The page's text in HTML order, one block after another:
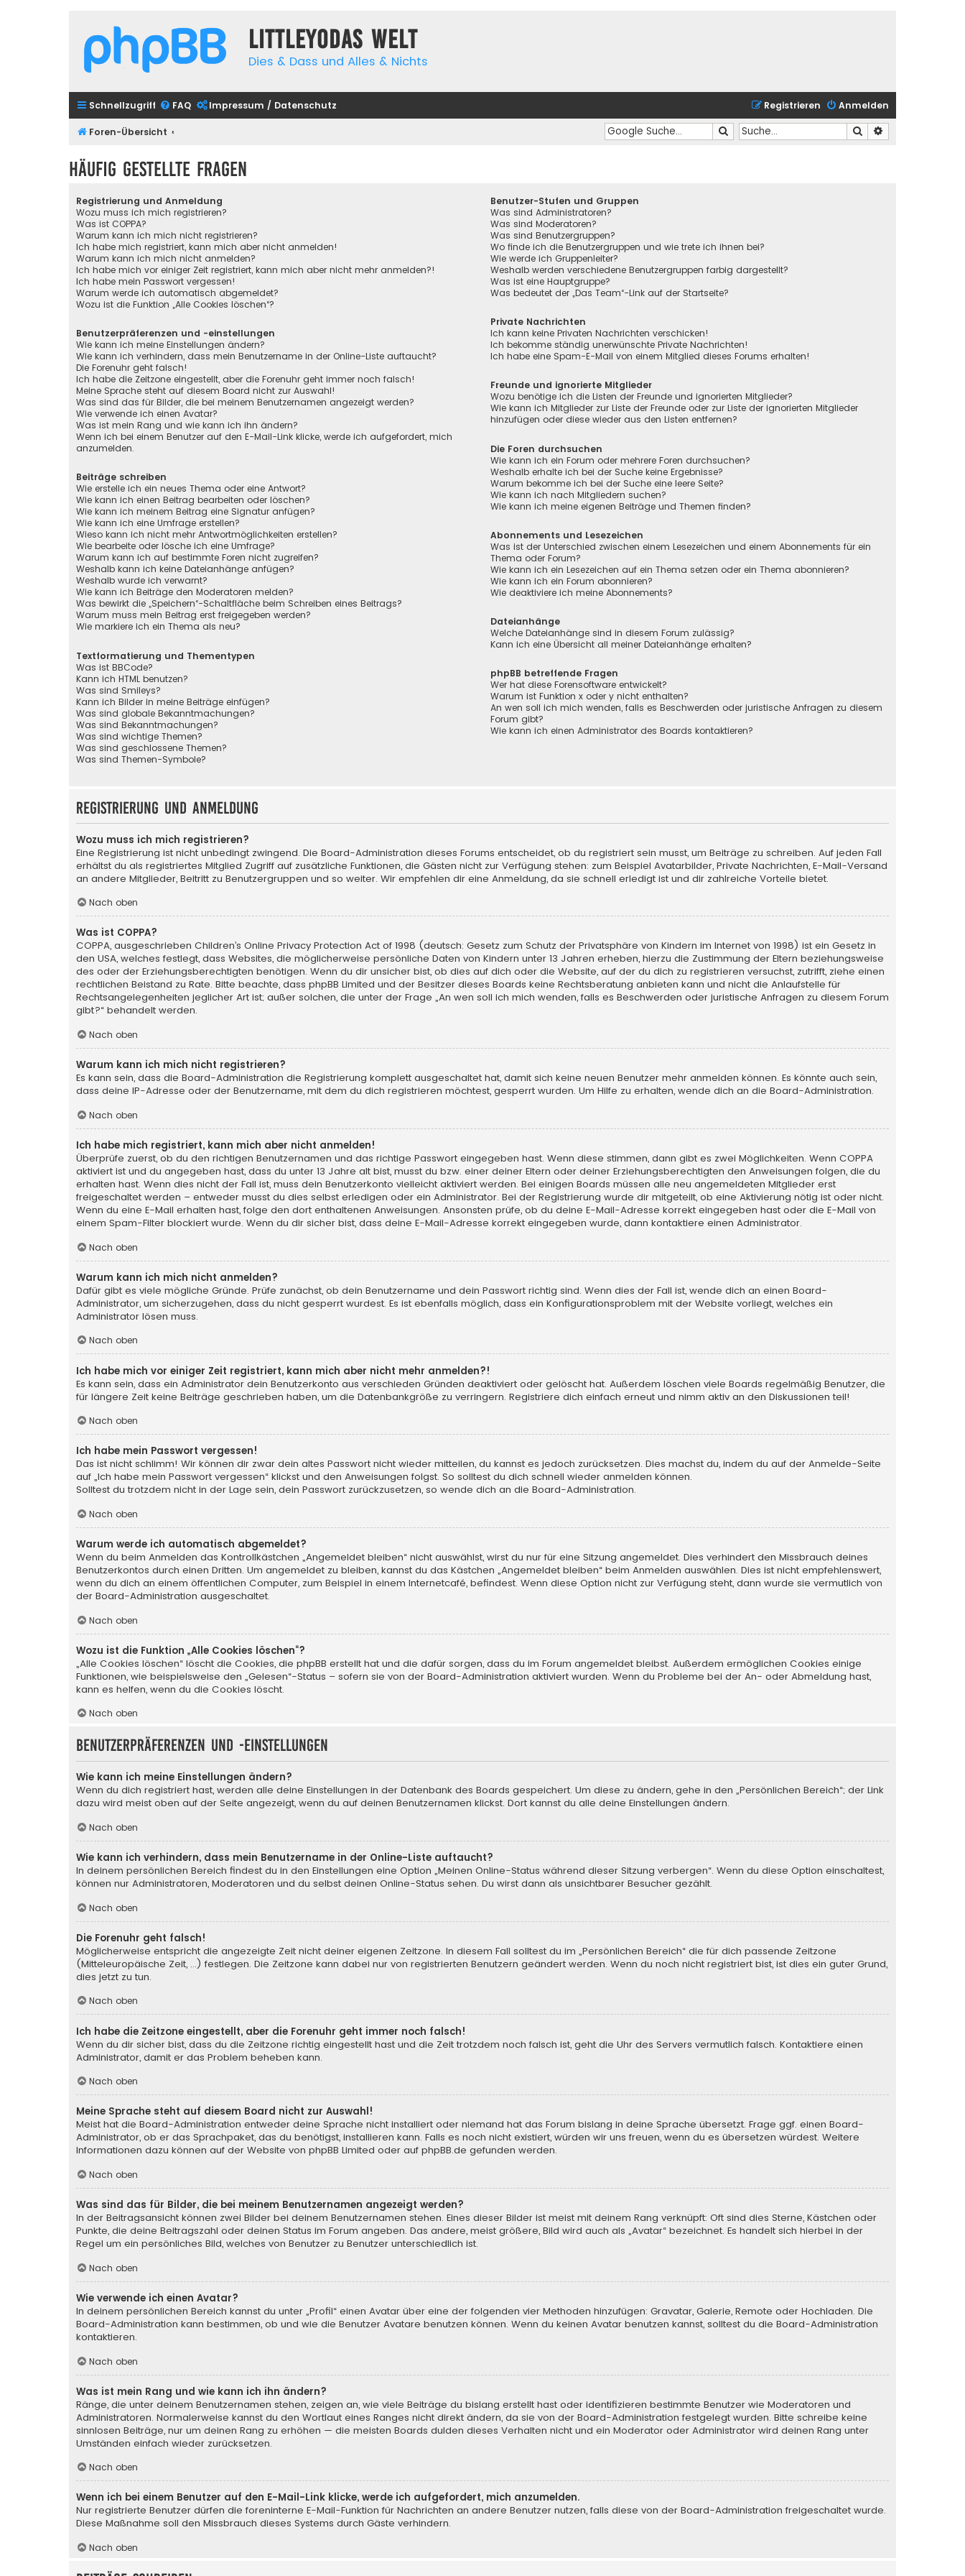
Littleyodas Welt
Dies & Dass und Alles & Nichts
Schnellzugriff FAQ Impressum / Datenschutz Anmelden
Registrieren
Foren-Übersicht Suche
Suche
Häufig gestellte Fragen
Registrierung und Anmeldung
Wozu muss ich mich registrieren?
Was ist COPPA?
Warum kann ich mich nicht registrieren?
Ich habe mich registriert, kann mich aber nicht anmelden!
Warum kann ich mich nicht anmelden?
Ich habe mich vor einiger Zeit registriert, kann mich aber nicht mehr anmelden?!
Ich habe mein Passwort vergessen!
Warum werde ich automatisch abgemeldet?
Wozu ist die Funktion „Alle Cookies löschen“?
Benutzerpräferenzen und -einstellungen
Wie kann ich meine Einstellungen ändern?
Wie kann ich verhindern, dass mein Benutzername in der Online-Liste auftaucht?
Die Forenuhr geht falsch!
Ich habe die Zeitzone eingestellt, aber die Forenuhr geht immer noch falsch!
Meine Sprache steht auf diesem Board nicht zur Auswahl!
Was sind das für Bilder, die bei meinem Benutzernamen angezeigt werden?
Wie verwende ich einen Avatar?
Was ist mein Rang und wie kann ich ihn ändern?
Wenn ich bei einem Benutzer auf den E-Mail-Link klicke, werde ich aufgefordert, mich
anzumelden.
Beiträge schreiben
Wie erstelle ich ein neues Thema oder eine Antwort?
Wie kann ich einen Beitrag bearbeiten oder löschen?
Wie kann ich meinem Beitrag eine Signatur anfügen?
Wie kann ich eine Umfrage erstellen?
Wieso kann ich nicht mehr Antwortmöglichkeiten erstellen?
Wie bearbeite oder lösche ich eine Umfrage?
Warum kann ich auf bestimmte Foren nicht zugreifen?
Weshalb kann ich keine Dateianhänge anfügen?
Weshalb wurde ich verwarnt?
Wie kann ich Beiträge den Moderatoren melden?
Was bewirkt die „Speichern“-Schaltfläche beim Schreiben eines Beitrags?
Warum muss mein Beitrag erst freigegeben werden?
Wie markiere ich ein Thema als neu?
Textformatierung und Thementypen
Was ist BBCode?
Kann ich HTML benutzen?
Was sind Smileys?
Kann ich Bilder in meine Beiträge einfügen?
Was sind globale Bekanntmachungen?
Was sind Bekanntmachungen?
Was sind wichtige Themen?
Was sind geschlossene Themen?
Was sind Themen-Symbole?
Benutzer-Stufen und Gruppen
Was sind Administratoren?
Was sind Moderatoren?
Was sind Benutzergruppen?
Wo finde ich die Benutzergruppen und wie trete ich ihnen bei?
Wie werde ich Gruppenleiter?
Weshalb werden verschiedene Benutzergruppen farbig dargestellt?
Was ist eine Hauptgruppe?
Was bedeutet der „Das Team“-Link auf der Startseite?
Private Nachrichten
Ich kann keine Privaten Nachrichten verschicken!
Ich bekomme ständig unerwünschte Private Nachrichten!
Ich habe eine Spam-E-Mail von einem Mitglied dieses Forums erhalten!
Freunde und ignorierte Mitglieder
Wozu benötige ich die Listen der Freunde und ignorierten Mitglieder?
Wie kann ich Mitglieder zur Liste der Freunde oder zur Liste der ignorierten Mitglieder
hinzufügen oder diese wieder aus den Listen entfernen?
Die Foren durchsuchen
Wie kann ich ein Forum oder mehrere Foren durchsuchen?
Weshalb erhalte ich bei der Suche keine Ergebnisse?
Warum bekomme ich bei der Suche eine leere Seite?
Wie kann ich nach Mitgliedern suchen?
Wie kann ich meine eigenen Beiträge und Themen finden?
Abonnements und Lesezeichen
Was ist der Unterschied zwischen einem Lesezeichen und einem Abonnements für ein
Thema oder Forum?
Wie kann ich ein Lesezeichen auf ein Thema setzen oder ein Thema abonnieren?
Wie kann ich ein Forum abonnieren?
Wie deaktiviere ich meine Abonnements?
Dateianhänge
Welche Dateianhänge sind in diesem Forum zulässig?
Kann ich eine Übersicht all meiner Dateianhänge erhalten?
phpBB betreffende Fragen
Wer hat diese Forensoftware entwickelt?
Warum ist Funktion x oder y nicht enthalten?
An wen soll ich mich wenden, falls es Beschwerden oder juristische Anfragen zu diesem
Forum gibt?
Wie kann ich einen Administrator des Boards kontaktieren?
Registrierung und Anmeldung
Wozu muss ich mich registrieren?
Eine Registrierung ist nicht unbedingt zwingend. Die Board-Administration dieses Forums entscheidet, ob du registriert sein musst, um Beiträge zu schreiben. Auf jeden Fall
erhältst du als registriertes Mitglied Zugriff auf zusätzliche Funktionen, die Gästen nicht zur Verfügung stehen: zum Beispiel Avatarbilder, Private Nachrichten, E-Mail-Versand
an andere Mitglieder, Beitritt zu Benutzergruppen und so weiter. Wir empfehlen dir eine Anmeldung, da sie schnell erledigt ist und dir zahlreiche Vorteile bietet.
Nach oben
Was ist COPPA?
COPPA, ausgeschrieben Children’s Online Privacy Protection Act of 1998 (deutsch: Gesetz zum Schutz der Privatsphäre von Kindern im Internet von 1998) ist ein Gesetz in
den USA, welches festlegt, dass Websites, die möglicherweise persönliche Daten von Kindern unter 13 Jahren erheben, hierzu die Zustimmung der Eltern beziehungsweise
des oder der Erziehungsberechtigten benötigen. Wenn du dir unsicher bist, ob dies auf dich oder die Website, auf der du dich zu registrieren versuchst, zutrifft, ziehe einen
rechtlichen Beistand zu Rate. Bitte beachte, dass phpBB Limited und der Besitzer dieses Boards keine Rechtsberatung anbieten kann und nicht die Anlaufstelle für
Rechtsangelegenheiten jeglicher Art ist; außer solchen, die unter der Frage „An wen soll ich mich wenden, falls es Beschwerden oder juristische Anfragen zu diesem Forum
gibt?“ behandelt werden.
Nach oben
Warum kann ich mich nicht registrieren?
Es kann sein, dass die Board-Administration die Registrierung komplett ausgeschaltet hat, damit sich keine neuen Benutzer mehr anmelden können. Es könnte auch sein,
dass deine IP-Adresse oder der Benutzername, mit dem du dich registrieren möchtest, gesperrt wurden. Um Hilfe zu erhalten, wende dich an die Board-Administration.
Nach oben
Ich habe mich registriert, kann mich aber nicht anmelden!
Überprüfe zuerst, ob du den richtigen Benutzernamen und das richtige Passwort eingegeben hast. Wenn diese stimmen, dann gibt es zwei Möglichkeiten. Wenn COPPA
aktiviert ist und du angegeben hast, dass du unter 13 Jahre alt bist, musst du bzw. einer deiner Eltern oder deiner Erziehungsberechtigten den Anweisungen folgen, die du
erhalten hast. Wenn dies nicht der Fall ist, muss dein Benutzerkonto vielleicht aktiviert werden. Bei einigen Boards müssen alle neu angemeldeten Mitglieder erst
freigeschaltet werden – entweder musst du dies selbst erledigen oder ein Administrator. Bei der Registrierung wurde dir mitgeteilt, ob eine Aktivierung nötig ist oder nicht.
Wenn du eine E-Mail erhalten hast, folge den dort enthaltenen Anweisungen. Ansonsten prüfe, ob du deine E-Mail-Adresse korrekt eingegeben hast oder die E-Mail von
einem Spam-Filter blockiert wurde. Wenn du dir sicher bist, dass deine E-Mail-Adresse korrekt eingegeben wurde, dann kontaktiere einen Administrator.
Nach oben
Warum kann ich mich nicht anmelden?
Dafür gibt es viele mögliche Gründe. Prüfe zunächst, ob dein Benutzername und dein Passwort richtig sind. Wenn dies der Fall ist, wende dich an einen Board-
Administrator, um sicherzugehen, dass du nicht gesperrt wurdest. Es ist ebenfalls möglich, dass ein Konfigurationsproblem mit der Website vorliegt, welches ein
Administrator lösen muss.
Nach oben
Ich habe mich vor einiger Zeit registriert, kann mich aber nicht mehr anmelden?!
Es kann sein, dass ein Administrator dein Benutzerkonto aus verschieden Gründen deaktiviert oder gelöscht hat. Außerdem löschen viele Boards regelmäßig Benutzer, die
für längere Zeit keine Beiträge geschrieben haben, um die Datenbankgröße zu verringern. Registriere dich einfach erneut und nimm aktiv an den Diskussionen teil!
Nach oben
Ich habe mein Passwort vergessen!
Das ist nicht schlimm! Wir können dir zwar dein altes Passwort nicht wieder mitteilen, du kannst es jedoch zurücksetzen. Dies machst du, indem du auf der Anmelde-Seite
auf „Ich habe mein Passwort vergessen“ klickst und den Anweisungen folgst. So solltest du dich schnell wieder anmelden können.
Solltest du trotzdem nicht in der Lage sein, dein Passwort zurückzusetzen, so wende dich an die Board-Administration.
Nach oben
Warum werde ich automatisch abgemeldet?
Wenn du beim Anmelden das Kontrollkästchen „Angemeldet bleiben“ nicht auswählst, wirst du nur für eine Sitzung angemeldet. Dies verhindert den Missbrauch deines
Benutzerkontos durch einen Dritten. Um angemeldet zu bleiben, kannst du das Kästchen „Angemeldet bleiben“ beim Anmelden auswählen. Dies ist nicht empfehlenswert,
wenn du dich an einem öffentlichen Computer, zum Beispiel in einem Internetcafé, befindest. Wenn diese Option nicht zur Verfügung steht, dann wurde sie vermutlich von
der Board-Administration ausgeschaltet.
Nach oben
Wozu ist die Funktion „Alle Cookies löschen“?
„Alle Cookies löschen“ löscht die Cookies, die phpBB erstellt hat und die dafür sorgen, dass du im Forum angemeldet bleibst. Außerdem ermöglichen Cookies einige
Funktionen, wie beispielsweise den „Gelesen“-Status – sofern sie von der Board-Administration aktiviert wurden. Wenn du Probleme bei der An- oder Abmeldung hast,
kann es helfen, wenn du die Cookies löscht.
Nach oben
Benutzerpräferenzen und -einstellungen
Wie kann ich meine Einstellungen ändern?
Wenn du dich registriert hast, werden alle deine Einstellungen in der Datenbank des Boards gespeichert. Um diese zu ändern, gehe in den „Persönlichen Bereich“; der Link
dazu wird meist oben auf der Seite angezeigt, wenn du auf deinen Benutzernamen klickst. Dort kannst du alle deine Einstellungen ändern.
Nach oben
Wie kann ich verhindern, dass mein Benutzername in der Online-Liste auftaucht?
In deinem persönlichen Bereich findest du in den Einstellungen eine Option „Meinen Online-Status während dieser Sitzung verbergen“. Wenn du diese Option einschaltest,
können nur Administratoren, Moderatoren und du selbst deinen Online-Status sehen. Du wirst dann als unsichtbarer Besucher gezählt.
Nach oben
Die Forenuhr geht falsch!
Möglicherweise entspricht die angezeigte Zeit nicht deiner eigenen Zeitzone. In diesem Fall solltest du im „Persönlichen Bereich“ die für dich passende Zeitzone
(Mitteleuropäische Zeit, ...) festlegen. Die Zeitzone kann dabei nur von registrierten Benutzern geändert werden. Wenn du noch nicht registriert bist, ist dies ein guter Grund,
dies jetzt zu tun.
Nach oben
Ich habe die Zeitzone eingestellt, aber die Forenuhr geht immer noch falsch!
Wenn du dir sicher bist, dass du die Zeitzone richtig eingestellt hast und die Zeit trotzdem noch falsch ist, geht die Uhr des Servers vermutlich falsch. Kontaktiere einen
Administrator, damit er das Problem beheben kann.
Nach oben
Meine Sprache steht auf diesem Board nicht zur Auswahl!
Meist hat die Board-Administration entweder deine Sprache nicht installiert oder niemand hat das Forum bislang in deine Sprache übersetzt. Frage ggf. einen Board-
Administrator, ob er das Sprachpaket, das du benötigst, installieren kann. Falls es noch nicht existiert, würden wir uns freuen, wenn du es übersetzen würdest. Weitere
Informationen dazu können auf der Website von phpBB Limited oder auf phpBB.de gefunden werden.
Nach oben
Was sind das für Bilder, die bei meinem Benutzernamen angezeigt werden?
In der Beitragsansicht können zwei Bilder bei deinem Benutzernamen stehen. Eines dieser Bilder ist meist mit deinem Rang verknüpft: Oft sind dies Sterne, Kästchen oder
Punkte, die deine Beitragszahl oder deinen Status im Forum angeben. Das andere, meist größere, Bild wird auch als „Avatar“ bezeichnet. Es handelt sich hierbei in der
Regel um ein persönliches Bild, welches von Benutzer zu Benutzer unterschiedlich ist.
Nach oben
Wie verwende ich einen Avatar?
In deinem persönlichen Bereich kannst du unter „Profil“ einen Avatar über eine der folgenden vier Methoden hinzufügen: Gravatar, Galerie, Remote oder Hochladen. Die
Board-Administration kann bestimmen, ob und wie die Benutzer Avatare benutzen können. Wenn du keinen Avatar benutzen kannst, solltest du die Board-Administration
kontaktieren.
Nach oben
Was ist mein Rang und wie kann ich ihn ändern?
Ränge, die unter deinem Benutzernamen stehen, zeigen an, wie viele Beiträge du bislang erstellt hast oder identifizieren bestimmte Benutzer wie Moderatoren und
Administratoren. Normalerweise kannst du den Wortlaut eines Ranges nicht direkt ändern, da sie von der Board-Administration festgelegt wurden. Bitte schreibe keine
sinnlosen Beiträge, nur um deinen Rang zu erhöhen — die meisten Boards dulden dieses Verhalten nicht und ein Moderator oder Administrator wird deinen Rang unter
Umständen einfach wieder zurücksetzen.
Nach oben
Wenn ich bei einem Benutzer auf den E-Mail-Link klicke, werde ich aufgefordert, mich anzumelden.
Nur registrierte Benutzer dürfen die foreninterne E-Mail-Funktion für Nachrichten an andere Benutzer nutzen, falls diese von der Board-Administration freigeschaltet wurde.
Diese Maßnahme soll den Missbrauch dieses Systems durch Gäste verhindern.
Nach oben